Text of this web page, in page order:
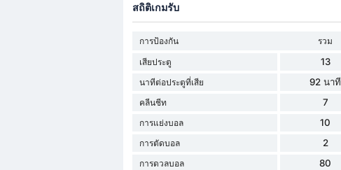
สถิติเกมรับ
การป้องกัน รวม
เสียประตู
13
นาทีต่อประตูที่เสีย 92 นาที
คลีนชีท 7
การแย่งบอล 10
การตัดบอล 2
การดวลบอล 80